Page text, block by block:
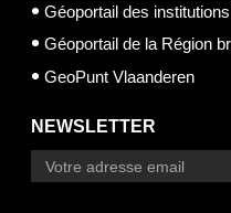
Géoportail des
Géoportail de la Région
GeoPunt Vlaanderen
NEWSLETTER